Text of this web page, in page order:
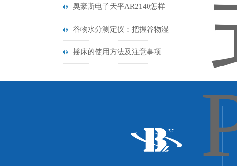
奥豪斯电子天平AR2140怎样
校准
谷物水分测定仪：把握谷物湿
度，保障粮食安全
摇床的使用方法及注意事项